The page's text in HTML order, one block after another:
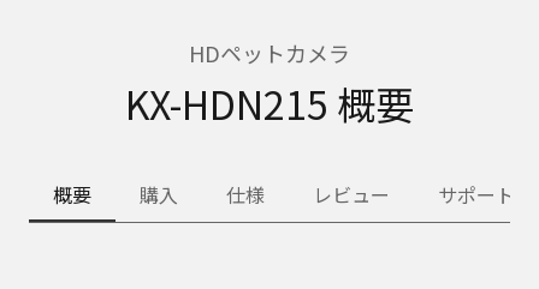
HDペットカメラ
KX-HDN215 概要
概要 購入 仕様 レビュー サポート